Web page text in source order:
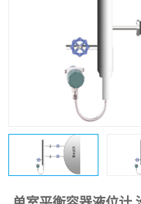
温度变送器
流量仪表